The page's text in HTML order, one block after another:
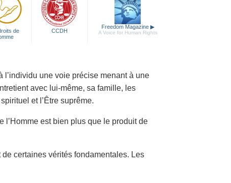
de
CCDH
Freedom Magazine ▶
A Voice for Human Rights
une voie précise menant à une
avec lui-même, sa famille, les
et l’Être suprême.
l’Homme est bien plus que le produit de
certaines vérités fondamentales. Les